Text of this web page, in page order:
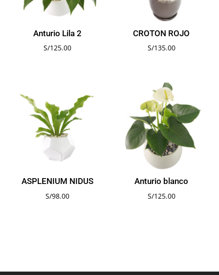
Anturio Lila 2
S/125.00
CROTON ROJO
S/135.00
ASPLENIUM NIDUS
S/98.00
Anturio blanco
S/125.00